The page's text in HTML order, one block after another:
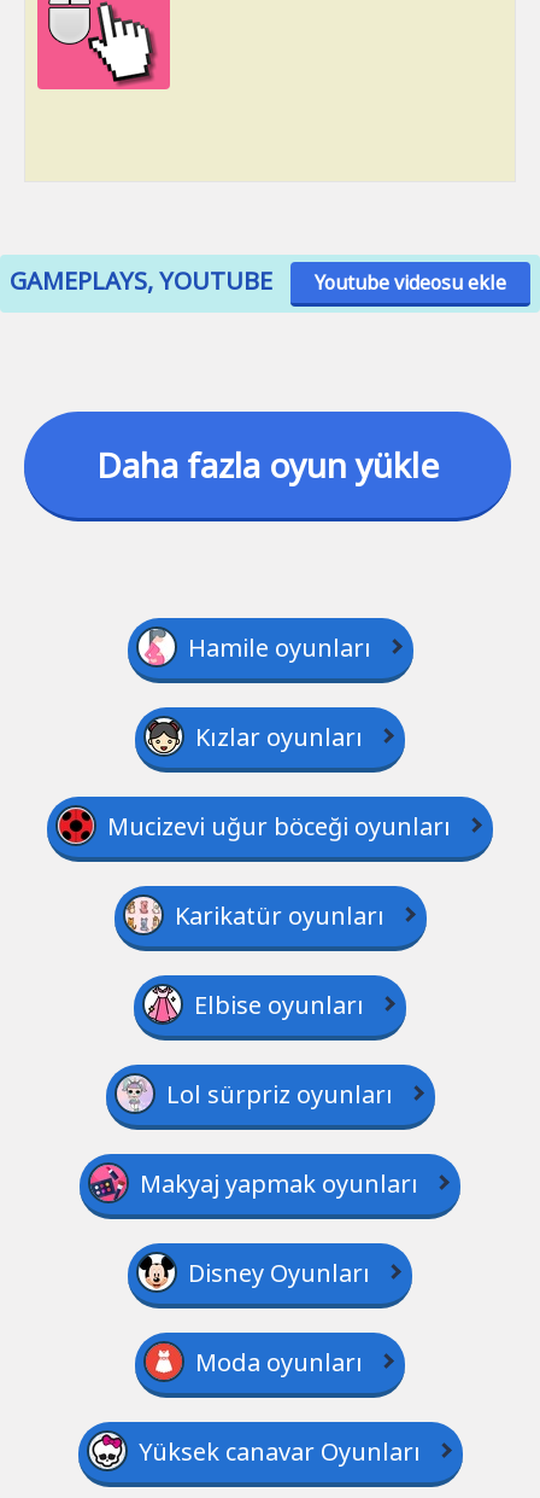
GAMEPLAYS, YOUTUBE Youtube videosu ekle
Daha fazla oyun yükle
Hamile oyunları
Kızlar oyunları
Mucizevi uğur böceği oyunları
Karikatür oyunları
Elbise oyunları
Lol sürpriz oyunları
Makyaj yapmak oyunları
Disney Oyunları
Moda oyunları
Yüksek canavar Oyunları